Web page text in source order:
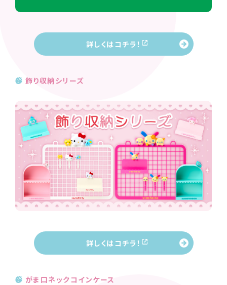
詳しくはコチラ！
飾り収納シリーズ
詳しくはコチラ！
がま口ネックコインケース